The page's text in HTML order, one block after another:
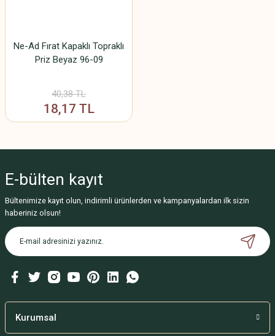
Ne-Ad Fırat Kapaklı Topraklı
Priz Beyaz 96-09
40,38 TL
18,17 TL
E-bülten kayıt
Bültenimize kayıt olun, indirimli ürünlerden ve kampanyalardan ilk sizin
haberiniz olsun!
Kurumsal